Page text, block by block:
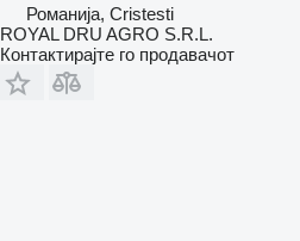
Романија, Cristesti
ROYAL DRU AGRO S.R.L.
Контактирајте го продавачот